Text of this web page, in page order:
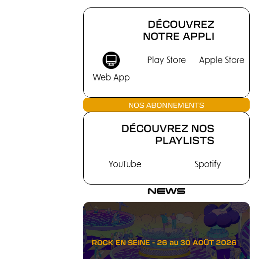
CHRONIQUES
DÉCOUVREZ
NOTRE APPLI
Web App
Play Store Apple Store
NOS ABONNEMENTS
DÉCOUVREZ NOS
PLAYLISTS
YouTube Spotify
NEWS
ROCK EN SEINE - 26 au 30 AOÛT 2026